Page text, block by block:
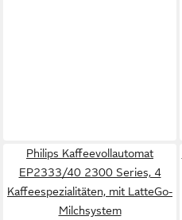
Philips Kaffeevollautomat
EP2333/40 2300 Series, 4
Kaffeespezialitäten, mit LatteGo-
Milchsystem